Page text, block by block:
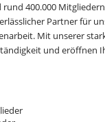
rund 400.000
Partner für
Mit unserer
und eröffnen